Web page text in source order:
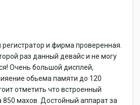
и фирма проверенная.
раз данный девайс и не могу
Очень большой дисплей,
обьема памяти до 120
отметить что встроенный
850 махов. Достойный аппарат за